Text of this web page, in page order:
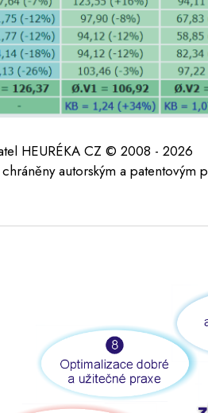
HEURÉKA CZ © 2008 - 2026
autorským a patentovým